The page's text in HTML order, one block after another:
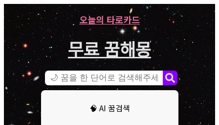
오늘의 타로카드
무료 꿈해몽
🧠 AI 꿈검색